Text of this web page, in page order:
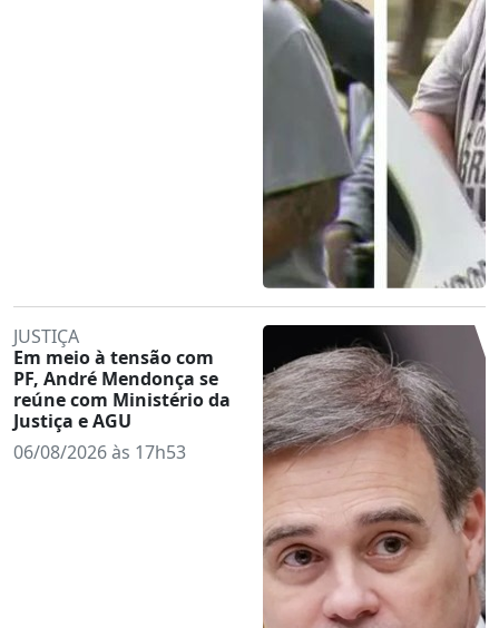
JUSTIÇA
Em meio à tensão com
PF, André Mendonça se
reúne com Ministério da
Justiça e AGU
06/08/2026 às 17h53